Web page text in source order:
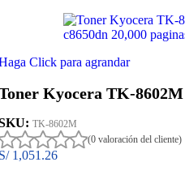
Click para agrandar
Kyocera TK-
TK-8602M
(0 valoración del cliente)
1,051.26